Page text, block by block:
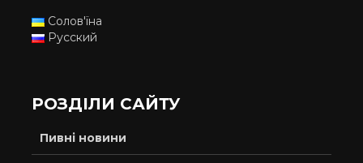
Солов'їна
Русский
РОЗДІЛИ САЙТУ
Пивні новини